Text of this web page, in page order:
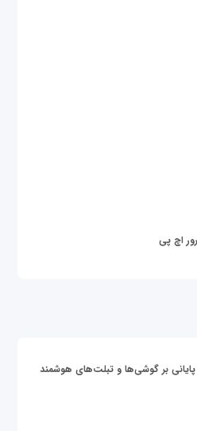
اچ پی
بر گوشی‌ها و تبلت‌های هوشمند